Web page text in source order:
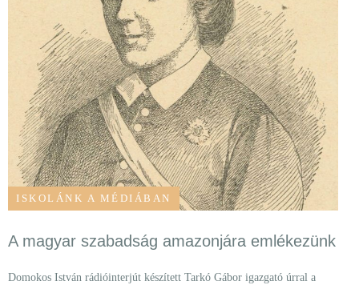
ISKOLÁNK A MÉDIÁBAN
A magyar szabadság amazonjára emlékezünk
Domokos István rádióinterjút készített Tarkó Gábor igazgató úrral a